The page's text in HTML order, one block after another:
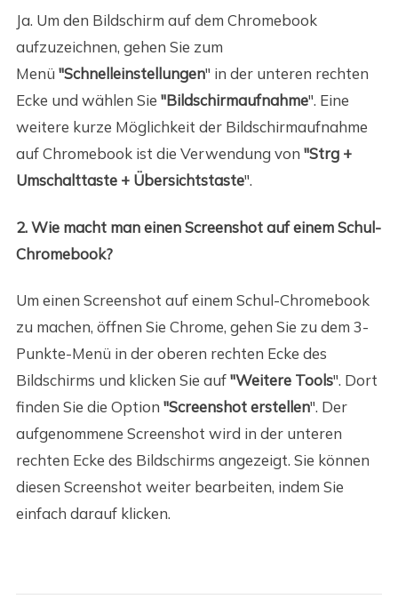
Ja. Um den Bildschirm auf dem Chromebook
aufzuzeichnen, gehen Sie zum
Menü "Schnelleinstellungen" in der unteren rechten
Ecke und wählen Sie "Bildschirmaufnahme". Eine
weitere kurze Möglichkeit der Bildschirmaufnahme
auf Chromebook ist die Verwendung von "Strg +
Umschalttaste + Übersichtstaste".
2. Wie macht man einen Screenshot auf einem Schul-
Chromebook?
Um einen Screenshot auf einem Schul-Chromebook
zu machen, öffnen Sie Chrome, gehen Sie zu dem 3-
Punkte-Menü in der oberen rechten Ecke des
Bildschirms und klicken Sie auf"Weitere Tools". Dort
finden Sie die Option "Screenshot erstellen". Der
aufgenommene Screenshot wird in der unteren
rechten Ecke des Bildschirms angezeigt. Sie können
diesen Screenshot weiter bearbeiten, indem Sie
einfach darauf klicken.